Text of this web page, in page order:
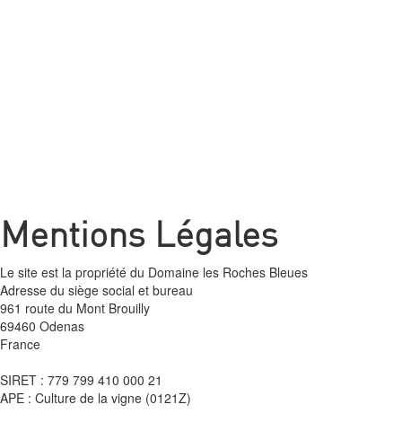
Mentions Légales
Le site est la propriété du Domaine les Roches Bleues
Adresse du siège social et bureau
961 route du Mont Brouilly
69460 Odenas
France
SIRET : 779 799 410 000 21
APE : Culture de la vigne (0121Z)